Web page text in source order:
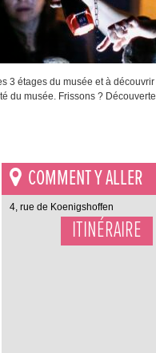
3 étages du musée et à
du musée. Frissons ?
COMMENT Y ALLER
4, rue de Koenigshoffen
ITINÉRAIRE